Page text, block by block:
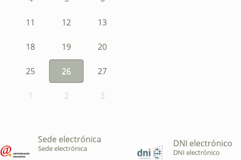
11 12 13
18 19 20
25 26 27
1 2 3
Sede electrónica
Sede electrónica DNI electrónico
DNI electrónico